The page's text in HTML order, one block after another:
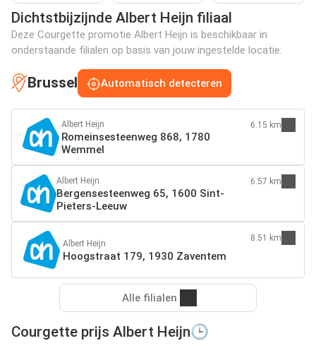
Dichtstbijzijnde Albert Heijn filiaal
Deze Courgette promotie Albert Heijn is beschikbaar in
onderstaande filialen op basis van jouw ingestelde locatie:
Brussel Automatisch detecteren
Albert Heijn
Romeinsesteenweg 868, 1780
Wemmel
6.15 km
Albert Heijn
Bergensesteenweg 65, 1600 Sint-
Pieters-Leeuw
6.57 km
Albert Heijn
Hoogstraat 179, 1930 Zaventem
8.51 km
Alle filialen
Courgette prijs Albert Heijn🕒